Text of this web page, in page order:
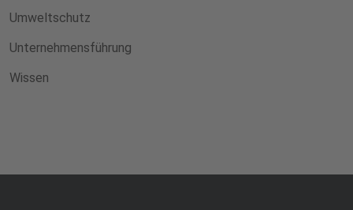
Umweltschutz
Unternehmensführung
Wissen